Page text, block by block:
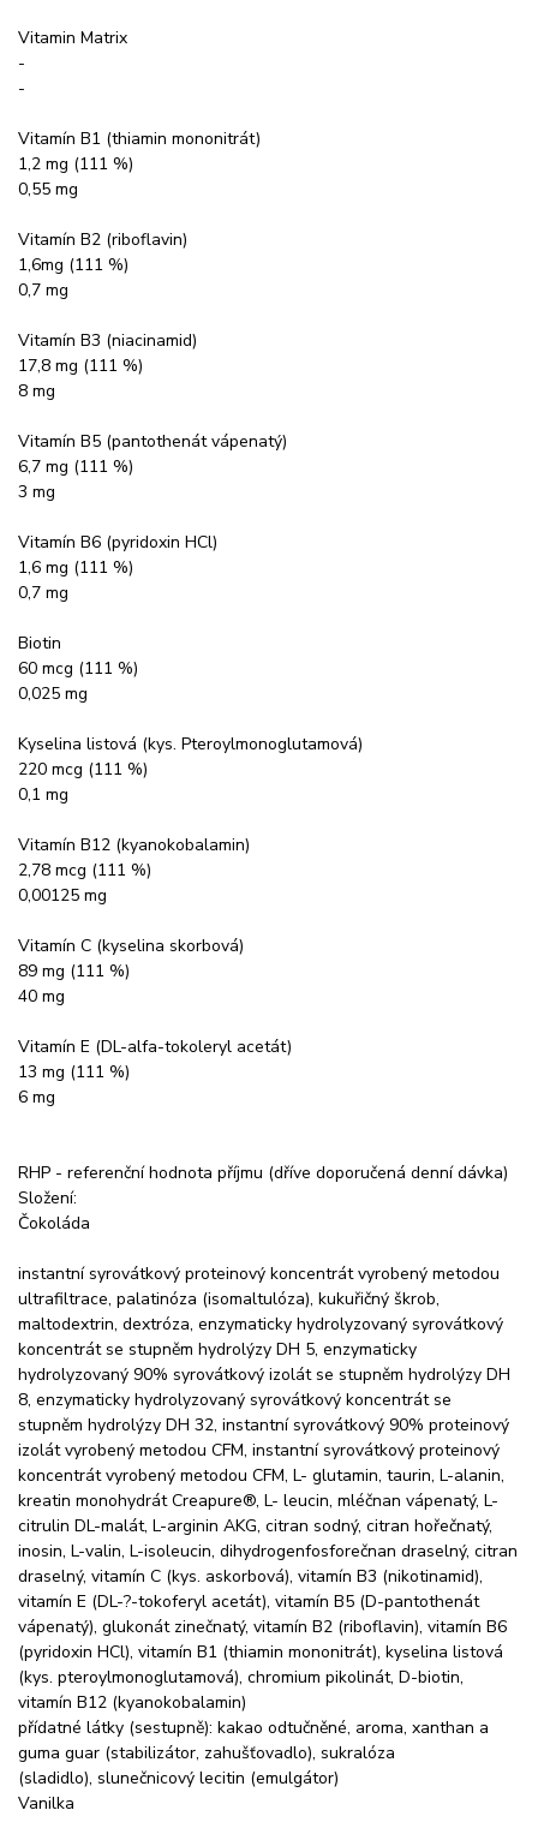
Vitamin Matrix
-
-
Vitamín B1 (thiamin mononitrát)
1,2 mg (111 %)
0,55 mg
Vitamín B2 (riboflavin)
1,6mg (111 %)
0,7 mg
Vitamín B3 (niacinamid)
17,8 mg (111 %)
8 mg
Vitamín B5 (pantothenát vápenatý)
6,7 mg (111 %)
3 mg
Vitamín B6 (pyridoxin HCl)
1,6 mg (111 %)
0,7 mg
Biotin
60 mcg (111 %)
0,025 mg
Kyselina listová (kys. Pteroylmonoglutamová)
220 mcg (111 %)
0,1 mg
Vitamín B12 (kyanokobalamin)
2,78 mcg (111 %)
0,00125 mg
Vitamín C (kyselina skorbová)
89 mg (111 %)
40 mg
Vitamín E (DL-alfa-tokoleryl acetát)
13 mg (111 %)
6 mg
RHP - referenční hodnota příjmu (dříve doporučená denní dávka)
Složení:
Čokoláda
instantní syrovátkový proteinový koncentrát vyrobený metodou
ultrafiltrace, palatinóza (isomaltulóza), kukuřičný škrob,
maltodextrin, dextróza, enzymaticky hydrolyzovaný syrovátkový
koncentrát se stupněm hydrolýzy DH 5, enzymaticky
hydrolyzovaný 90% syrovátkový izolát se stupněm hydrolýzy DH
8, enzymaticky hydrolyzovaný syrovátkový koncentrát se
stupněm hydrolýzy DH 32, instantní syrovátkový 90% proteinový
izolát vyrobený metodou CFM, instantní syrovátkový proteinový
koncentrát vyrobený metodou CFM, L- glutamin, taurin, L-alanin,
kreatin monohydrát Creapure®, L- leucin, mléčnan vápenatý, L-
citrulin DL-malát, L-arginin AKG, citran sodný, citran hořečnatý,
inosin, L-valin, L-isoleucin, dihydrogenfosforečnan draselný, citran
draselný, vitamín C (kys. askorbová), vitamín B3 (nikotinamid),
vitamín E (DL-?-tokoferyl acetát), vitamín B5 (D-pantothenát
vápenatý), glukonát zinečnatý, vitamín B2 (riboflavin), vitamín B6
(pyridoxin HCl), vitamín B1 (thiamin mononitrát), kyselina listová
(kys. pteroylmonoglutamová), chromium pikolinát, D-biotin,
vitamín B12 (kyanokobalamin)
přídatné látky (sestupně): kakao odtučněné, aroma, xanthan a
guma guar (stabilizátor, zahušťovadlo), sukralóza
(sladidlo), slunečnicový lecitin (emulgátor)
Vanilka